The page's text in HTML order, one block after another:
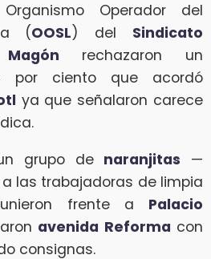
Operador del
(OOSL) del Sindicato
rechazaron un
por ciento que acordó
ya que señalaron carece
grupo de naranjitas —
las trabajadoras de limpia
frente a Palacio
avenida Reforma con
consignas.